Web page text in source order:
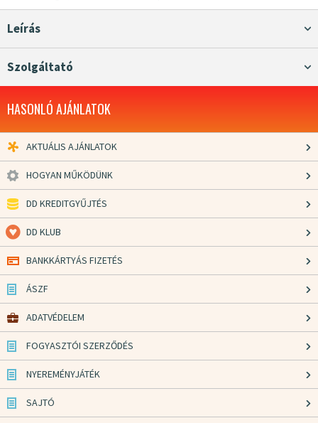
Leírás
Szolgáltató
HASONLÓ AJÁNLATOK
AKTUÁLIS AJÁNLATOK
HOGYAN MŰKÖDÜNK
DD KREDITGYŰJTÉS
DD KLUB
BANKKÁRTYÁS FIZETÉS
ÁSZF
ADATVÉDELEM
FOGYASZTÓI SZERZŐDÉS
NYEREMÉNYJÁTÉK
SAJTÓ